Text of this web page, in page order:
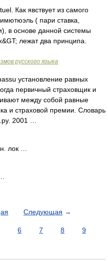
Как явствует из самого
( пари ставка,
в основе данной системы
лежат два принципа.
русского языка
установление равных
первичный страховщик и
между собой равные
и страховой премии. Словарь
2001 …
лок …
Следующая →
6 7 8
9